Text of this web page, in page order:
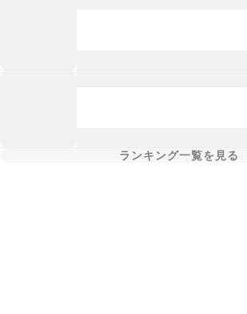
ランキング一覧を見る